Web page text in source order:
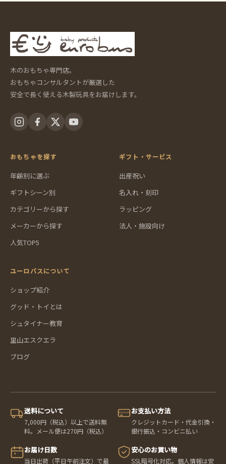
木のおもちゃ専門店。
おもちゃコンサルタントが厳選した
安全で長く使える木製玩具をお届けします。
おもちゃを探す
年齢別に選ぶ
ギフトシーン別
カテゴリーから探す
メーカーから探す
人気TOP5
ギフト・サービス
出産祝い
名入れ・刻印
ラッピング
法人・施設向け
ユーロバスについて
ショップ紹介
グッド・トイとは
シュタイナー教育
里山エスクエラ
ブログ
送料について
7,000円（税込）以上で送料無
料。メール便は270円（税込）
お支払い方法
クレジットカード・代金引換・
銀行振込・コンビニ払い
お届け日数
当日出荷（平日午前注文）で最
安心のお買い物
SSL暗号化対応。個人情報は安